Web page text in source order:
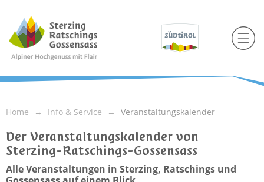
Home Info & Service Veranstaltungskalender
Der Veranstaltungskalender von
Sterzing-Ratschings-Gossensass
Alle Veranstaltungen in Sterzing, Ratschings und